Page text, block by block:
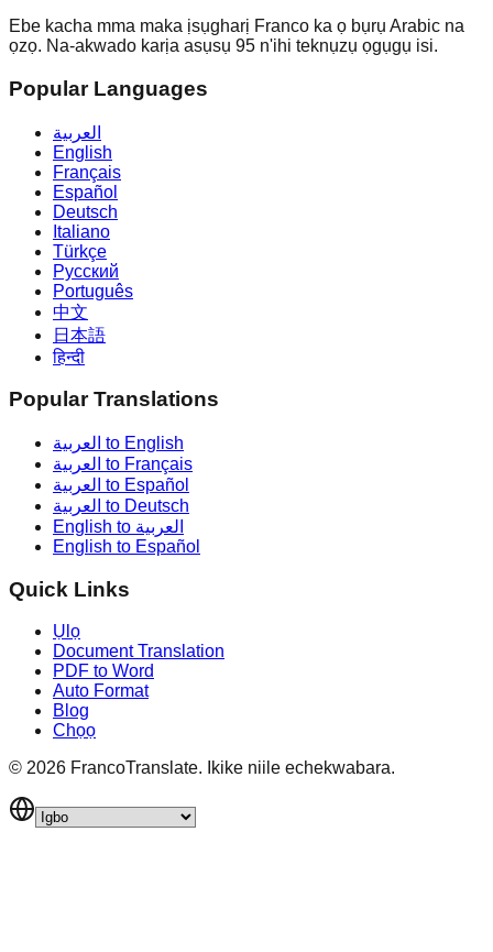
Ebe kacha mma maka ịsụgharị Franco ka ọ bụrụ Arabic na
ọzọ. Na-akwado karịa asụsụ 95 n'ihi teknụzụ ọgụgụ isi.
Popular Languages
العربية
English
Français
Español
Deutsch
Italiano
Türkçe
Русский
Português
中文
日本語
हिन्दी
Popular Translations
العربية to English
العربية to Français
العربية to Español
العربية to Deutsch
English to العربية
English to Español
Quick Links
Ụlọ
Document Translation
PDF to Word
Auto Format
Blog
Chọọ
© 2026 FrancoTranslate. Ikike niile echekwabara.